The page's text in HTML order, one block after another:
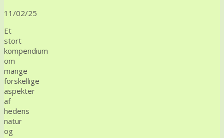
11/02/25
Et
stort
kompendium
om
mange
forskellige
aspekter
af
hedens
natur
og